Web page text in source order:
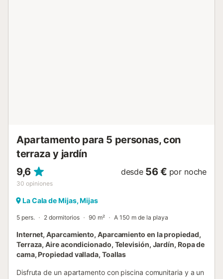
soleado orientado a...
Apartamento para 5 personas, con
terraza y jardín
9,6
30 opiniones
desde 56 € por noche
La Cala de Mijas, Mijas
5 pers. 2 dormitorios 90 m² A 150 m de la playa
Internet, Aparcamiento, Aparcamiento en la propiedad,
Terraza, Aire acondicionado, Televisión, Jardín, Ropa de
cama, Propiedad vallada, Toallas
Disfruta de un apartamento con piscina comunitaria y a un